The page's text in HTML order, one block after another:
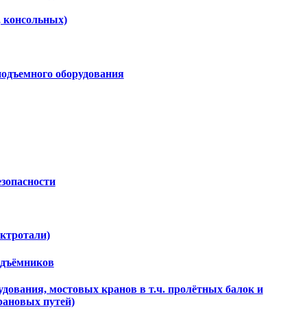
консольных)
оборудования
мостовых кранов в т.ч. пролётных балок и
путей)